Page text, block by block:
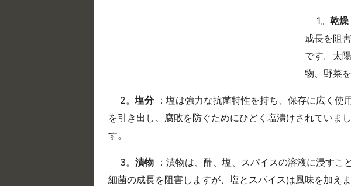
1。 乾燥
成長を阻
です。太
物、野菜
2。 塩分：塩は強力な抗菌特性を持ち、保存に広く使
を引き出し、腐敗を防ぐためにひどく塩漬けされていま
す。
3。 漬物 ：漬物は、酢、塩、スパイスの溶液に浸す
細菌の成長を阻害しますが、塩とスパイスは風味を加え